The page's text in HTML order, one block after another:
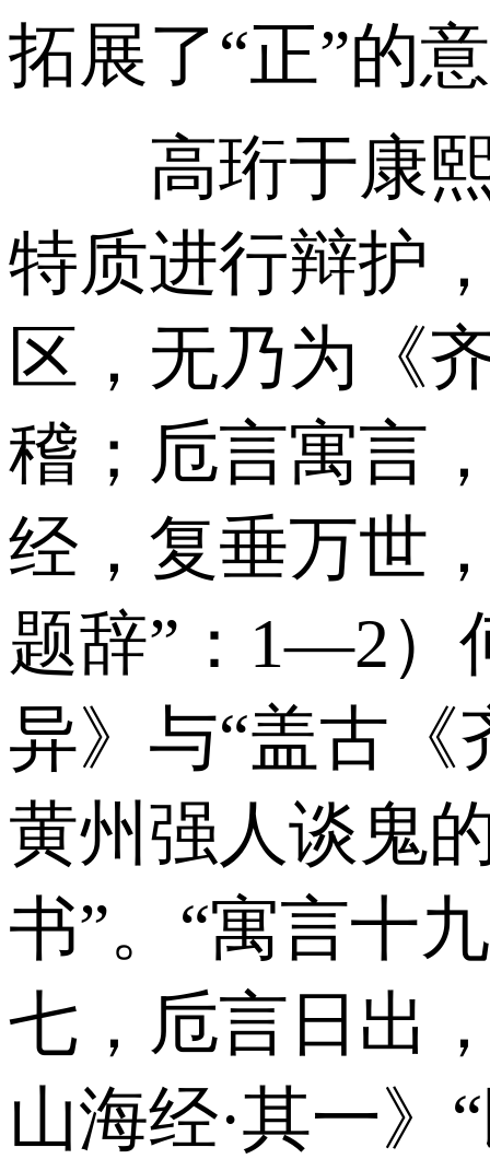
拓展了“正”的
高珩于康熙
特质进行辩护
区，无乃为《
稽；卮言寓言
经，复垂万世
题辞”：1—2）
异》与“盖古
黄州强人谈鬼
书”。“寓言十
七，卮言日出
山海经·其一》